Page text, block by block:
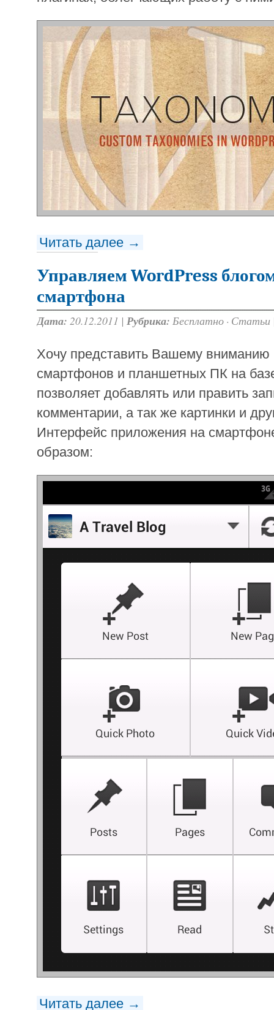
Читать далее →
Управляем WordPress
смартфона
Дата: 20.12.2011 | Рубрика: Бесплатно · Статьи
Хочу представить Вашему
смартфонов и планшетных ПК на
позволяет добавлять или править
комментарии, а так же картинки и
Интерфейс приложения на
образом:
Читать далее →